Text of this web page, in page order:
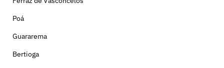
Poá
Guararema
Bertioga